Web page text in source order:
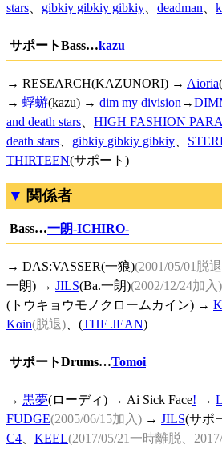
stars
gibkiy gibkiy gibkiy deadman
サポートBass…kazu
→ RESEARCH(KAZUNORI) → Aioria
→ 蜉蝣(kazu) → dim my division →
and death stars
HIGH FASHION
death stars
gibkiy gibkiy gibkiy
THIRTEEN(サポート)
関係者
Bass…一朗-ICHIRO-
→ DAS:VASSER(一狼)(2001/05/01脱
一朗) → JILS(Ba.一朗)(2002/12/24加入)
(トウキョウモノクロームカイン) →
Kαin(脱退) 、(THE JEAN)
サポートDrums…Tomoi
→ 黒夢(ローディ) → Ai Sick Face! →
FUDGE(2005/06/15加入) → JILS(サポ
C4
KEEL(2017/05/21一時離脱、